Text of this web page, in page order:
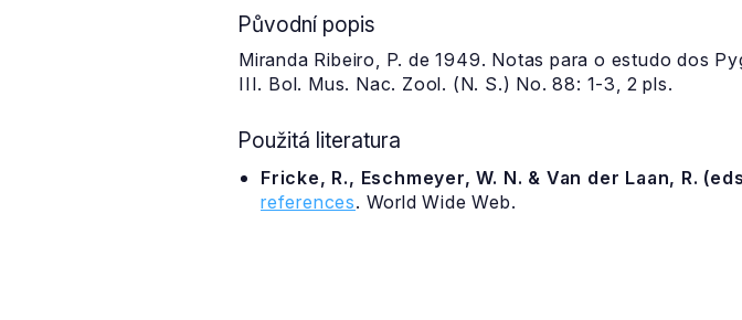
Původní popis
Miranda Ribeiro, P. de 1949. Notas para o estudo dos
III. Bol. Mus. Nac. Zool. (N. S.) No. 88: 1-3, 2 pls.
Použitá literatura
Fricke, R., Eschmeyer, W. N. & Van der Laan, R.
references. World Wide Web.